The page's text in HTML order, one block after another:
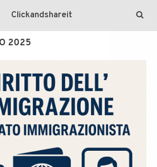
Clickandshareit
2025